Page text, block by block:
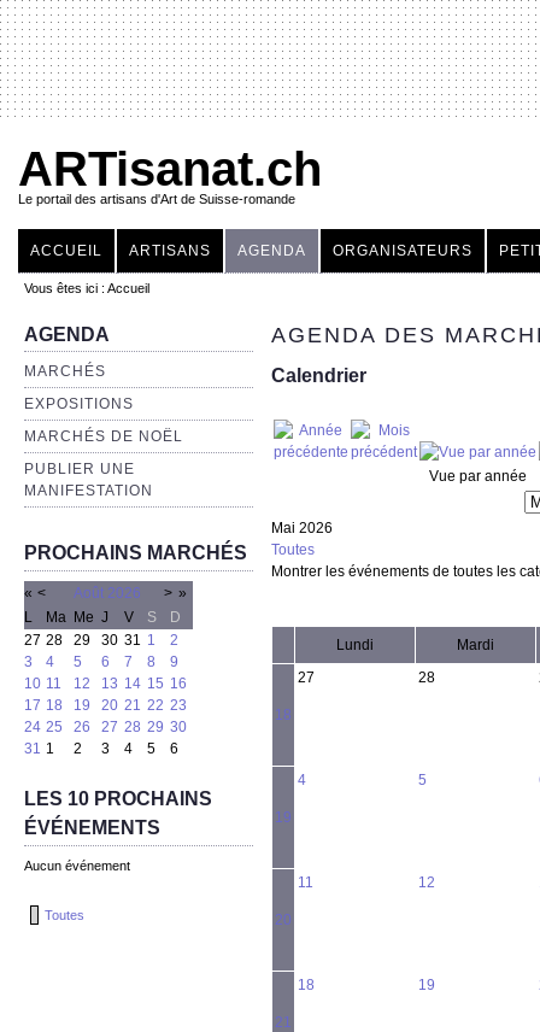
ARTisanat.ch
Le portail des artisans d'Art de Suisse-romande
ACCUEIL ARTISANS AGENDA ORGANISATEURS
Vous êtes ici : Accueil
AGENDA
MARCHÉS
EXPOSITIONS
MARCHÉS DE NOËL
PUBLIER UNE
MANIFESTATION
PROCHAINS MARCHÉS
« < Août 2026 > »
L
Ma Me J V S
D
27 28 29 30 31 1
2
3
4 5 6 7 8
9
10 11 12 13 14 15 16
17 18 19 20 21 22 23
24 25 26 27 28 29 30
31 1 2 3 4 5 6
LES 10 PROCHAINS
ÉVÉNEMENTS
Aucun événement
Toutes
AGENDA DES
Calendrier
Vue par année
Mai 2026
Toutes
Montrer les événements de toutes les
Lundi Mardi
18
27 28
19
4 5
20
11 12
21
18 19